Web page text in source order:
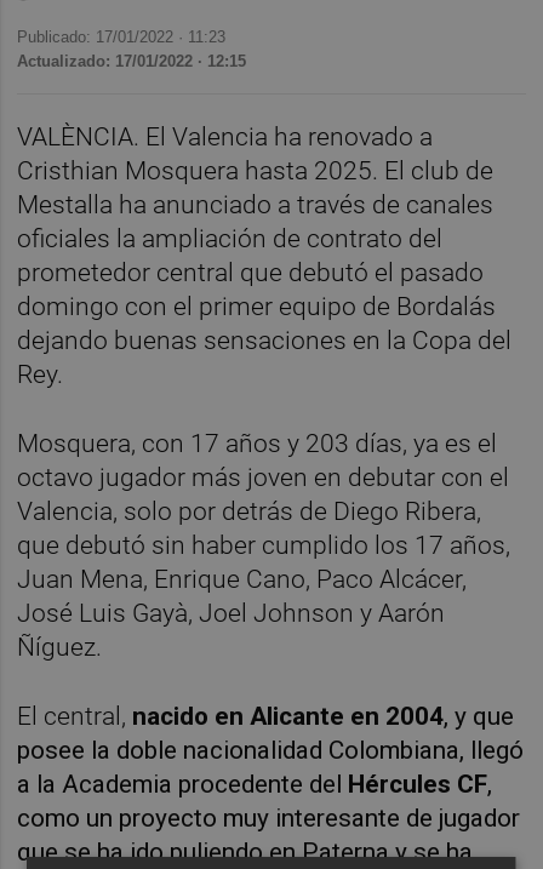
Publicado: 17/01/2022 · 11:23
Actualizado: 17/01/2022 · 12:15
VALÈNCIA. El Valencia ha renovado a
Cristhian Mosquera hasta 2025. El club de
Mestalla ha anunciado a través de canales
oficiales la ampliación de contrato del
prometedor central que debutó el pasado
domingo con el primer equipo de Bordalás
dejando buenas sensaciones en la Copa del
Rey.
Mosquera, con 17 años y 203 días, ya es el
octavo jugador más joven en debutar con el
Valencia, solo por detrás de Diego Ribera,
que debutó sin haber cumplido los 17 años,
Juan Mena, Enrique Cano, Paco Alcácer,
José Luis Gayà, Joel Johnson y Aarón
Ñíguez.
El central, nacido en Alicante en 2004, y que
posee la doble nacionalidad Colombiana, llegó
a la Academia procedente del Hércules CF,
como un proyecto muy interesante de jugador
que se ha ido puliendo en Paterna y se ha